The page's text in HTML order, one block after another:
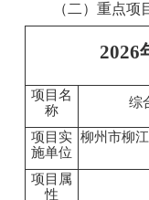
（二）重点项
2026
项目名
称
综
项目实
施单位
柳州市柳
项目属
性